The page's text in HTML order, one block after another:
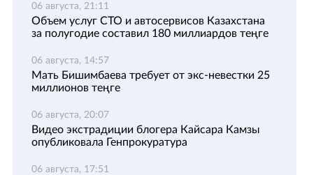
06 августа, 21:11
Объем услуг СТО и автосервисов Казахстана
за полугодие составил 180 миллиардов теңге
06 августа, 14:57
Мать Бишимбаева требует от экс-невестки 25
миллионов теңге
06 августа, 20:07
Видео экстрадиции блогера Кайсара Камзы
опубликовала Генпрокуратура
06 августа, 17:51